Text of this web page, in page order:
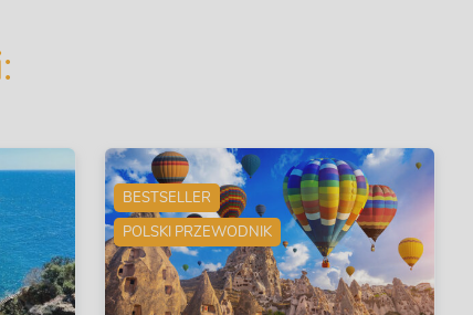
BESTSELLER
POLSKI PRZEWODNIK